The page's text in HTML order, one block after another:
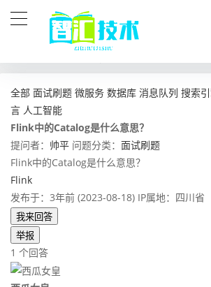
全部 面试刷题 微服务 数据库 消息队列 搜索
言 人工智能
Flink中的Catalog是什么意思？
提问者： 帅平 问题分类： 面试刷题
Flink中的Catalog是什么意思？
Flink
发布于：3年前 (2023-08-18) IP属地：四川省
我来回答
举报
1 个回答